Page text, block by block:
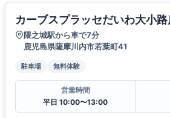
カーブスプラッセだいわ大小路
隈之城駅から車で7分
鹿児島県薩摩川内市若葉町41
駐車場 無料体験
営業時間
平日 10:00〜13:00